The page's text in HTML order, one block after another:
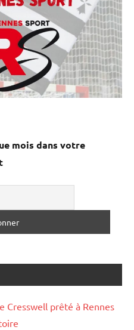
mois dans votre
Cresswell prêté à Rennes